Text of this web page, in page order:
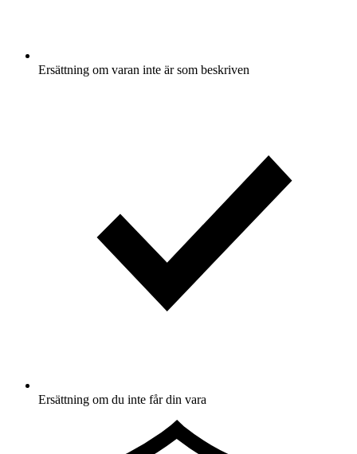
Ersättning om varan inte är som beskriven
Ersättning om du inte får din vara